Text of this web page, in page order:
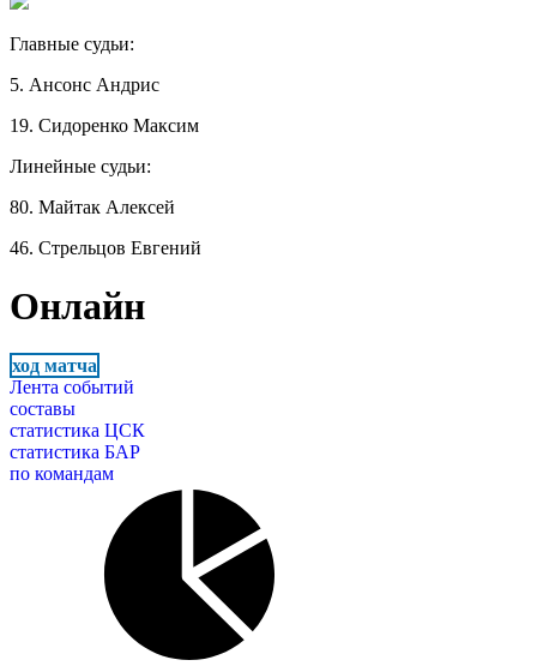
Главные судьи:
5. Ансонс Андрис
19. Сидоренко Максим
Линейные судьи:
80. Майтак Алексей
46. Стрельцов Евгений
Онлайн
ход матча
Лента событий
составы
статистика ЦСК
статистика БАР
по командам